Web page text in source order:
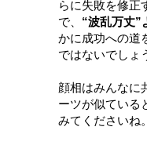
らに失敗を修正
で、 “波乱万丈”
かに成功への道
ではないでしょ
顔相はみんなに
ーツが似ている
みてくださいね。